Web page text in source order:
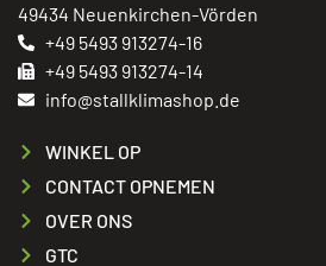
49434 Neuenkirchen-Vörden
+49 5493 913274-16
+49 5493 913274-14
info@stallklimashop.de
WINKEL OP
CONTACT OPNEMEN
OVER ONS
GTC